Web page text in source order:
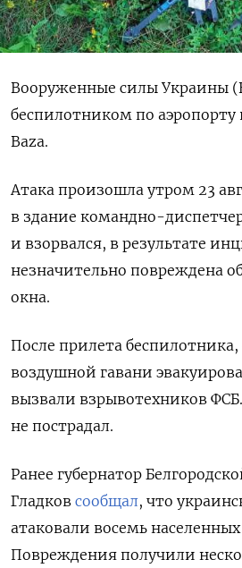
Вооруженные силы Украины
беспилотником по аэропорту
Baza.
Атака произошла утром 23
в здание командно-
и взорвался, в результате
незначительно повреждена
окна.
После прилета
воздушной гавани
вызвали взрывотехников
не пострадал.
Ранее губернатор
Гладков сообщал, что
атаковали восемь
Повреждения получили